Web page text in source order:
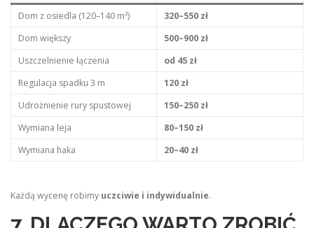
Dom z osiedla (120–140 m²)
320–550 zł
Dom większy
500–900 zł
Uszczelnienie łączenia
od 45 zł
Regulacja spadku 3 m
120 zł
Udrożnienie rury spustowej
150–250 zł
Wymiana leja
80–150 zł
Wymiana haka
20–40 zł
Każdą wycenę robimy uczciwie i indywidualnie.